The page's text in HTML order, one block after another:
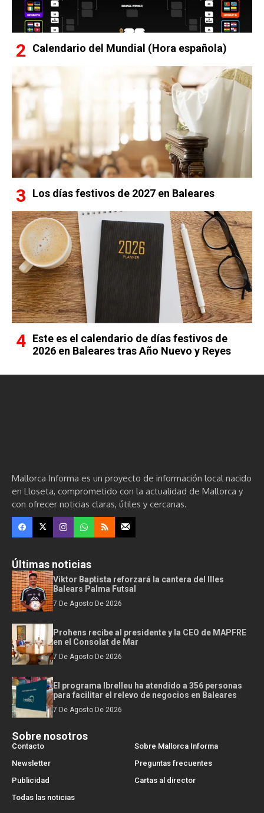
Calendario del Mundial (Hora española)
Los días festivos de 2027 en Baleares
Este es el calendario de días festivos de
2026 en Baleares tras Año Nuevo y Reyes
Mallorca Informa es un proyecto de información local nacido
en Lloseta, comprometido con la actualidad de Mallorca y
con ofrecer noticias claras, útiles y cercanas.
Últimas noticias
Viktor Baptista reforzará la cantera del Illes
Balears Palma Futsal
7 De Agosto De 2026
Prohens recibe al presidente y la CEO de MAPFRE
en el Consolat de Mar
7 De Agosto De 2026
El programa Ibrelleu ha atendido a 356 personas
para facilitar el relevo de negocios en Baleares
7 De Agosto De 2026
Sobre nosotros
Contacto
Sobre Mallorca Informa
Newsletter
Preguntas frecuentes
Publicidad
Cartas al director
Todas las noticias